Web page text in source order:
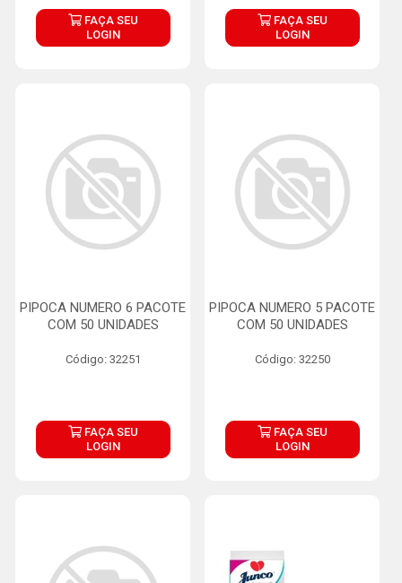
FAÇA SEU
LOGIN
FAÇA SEU
LOGIN
PIPOCA NUMERO 6 PACOTE
COM 50 UNIDADES
Código: 32251
FAÇA SEU
LOGIN
PIPOCA NUMERO 5 PACOTE
COM 50 UNIDADES
Código: 32250
FAÇA SEU
LOGIN